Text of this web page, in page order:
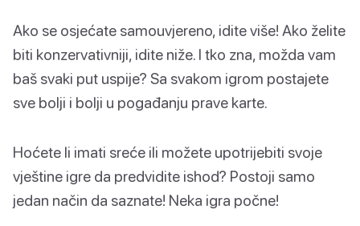
Ako se osjećate samouvjereno, idite više! Ako želite
biti konzervativniji, idite niže. I tko zna, možda vam
baš svaki put uspije? Sa svakom igrom postajete
sve bolji i bolji u pogađanju prave karte.
Hoćete li imati sreće ili možete upotrijebiti svoje
vještine igre da predvidite ishod? Postoji samo
jedan način da saznate! Neka igra počne!